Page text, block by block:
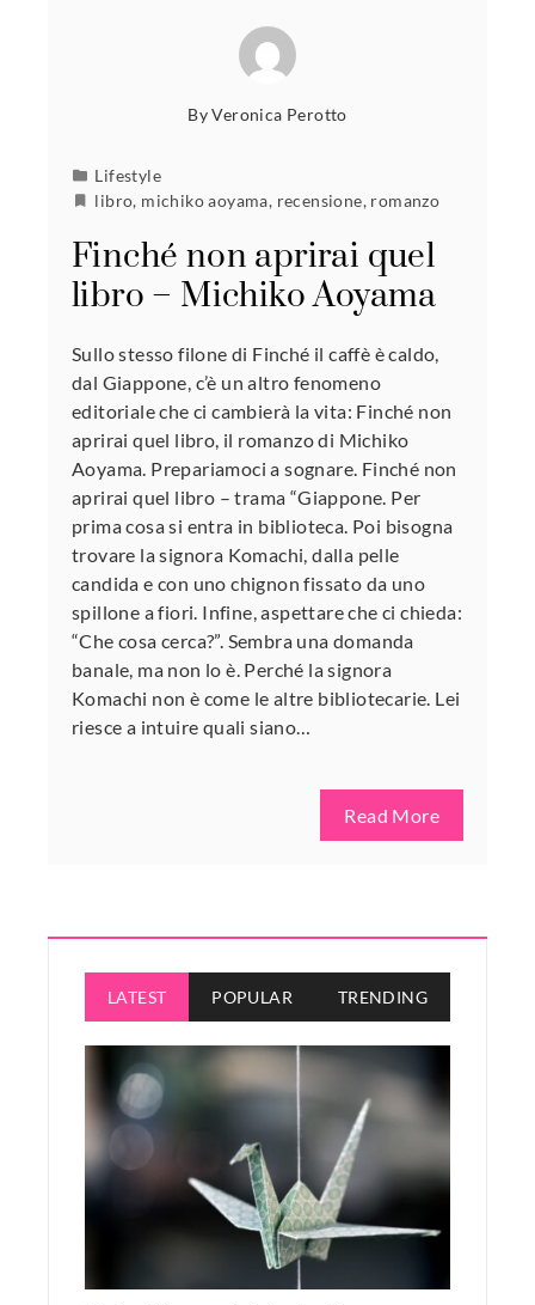
ByVeronica Perotto
Lifestyle
libro, michiko aoyama, recensione, romanzo
Finché non aprirai quel
libro – Michiko Aoyama
Sullo stesso filone di Finché il caffè è caldo,
dal Giappone, c’è un altro fenomeno
editoriale che ci cambierà la vita: Finché non
aprirai quel libro, il romanzo di Michiko
Aoyama. Prepariamoci a sognare. Finché non
aprirai quel libro – trama “Giappone. Per
prima cosa si entra in biblioteca. Poi bisogna
trovare la signora Komachi, dalla pelle
candida e con uno chignon fissato da uno
spillone a fiori. Infine, aspettare che ci chieda:
“Che cosa cerca?”. Sembra una domanda
banale, ma non lo è. Perché la signora
Komachi non è come le altre bibliotecarie. Lei
riesce a intuire quali siano…
Read More
LATEST POPULAR TRENDING